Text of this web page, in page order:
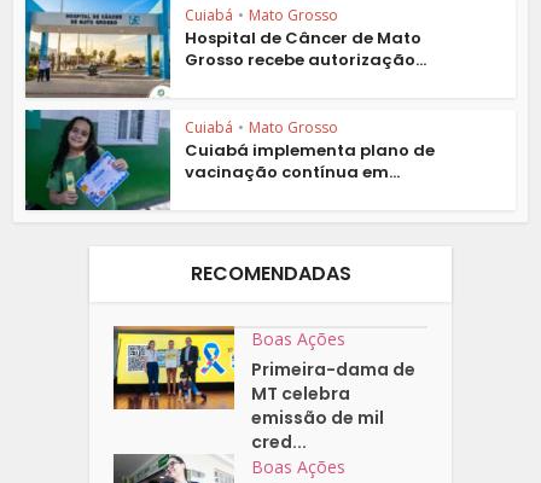
Cuiabá • Mato Grosso
Hospital de Câncer de Mato
Grosso recebe autorização...
Cuiabá • Mato Grosso
Cuiabá implementa plano de
vacinação contínua em...
RECOMENDADAS
Boas Ações
Primeira-dama de
MT celebra
emissão de mil
cred...
Boas Ações